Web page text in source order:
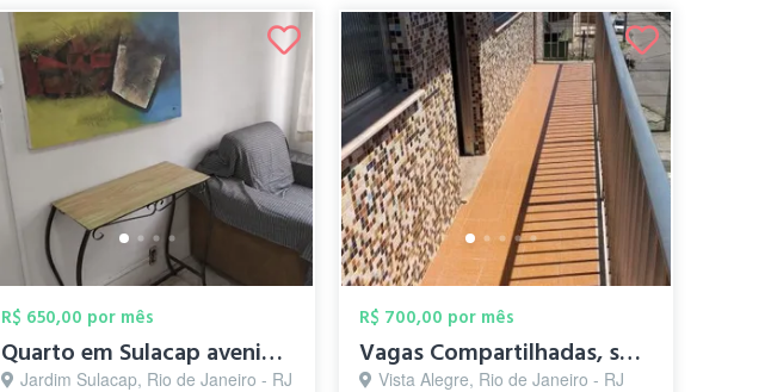
R$ 650,00 por mês
Quarto em Sulacap avenida principal
Jardim Sulacap, Rio de Janeiro - RJ
R$ 700,00 por mês
Vagas Compartilhadas, sem Contrato e sem...
Vista Alegre, Rio de Janeiro - RJ